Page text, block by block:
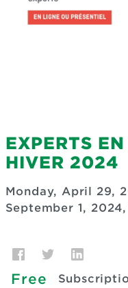
EXPERTS EN
HIVER 2024
Monday, April 29,
September 1, 2024,
Free